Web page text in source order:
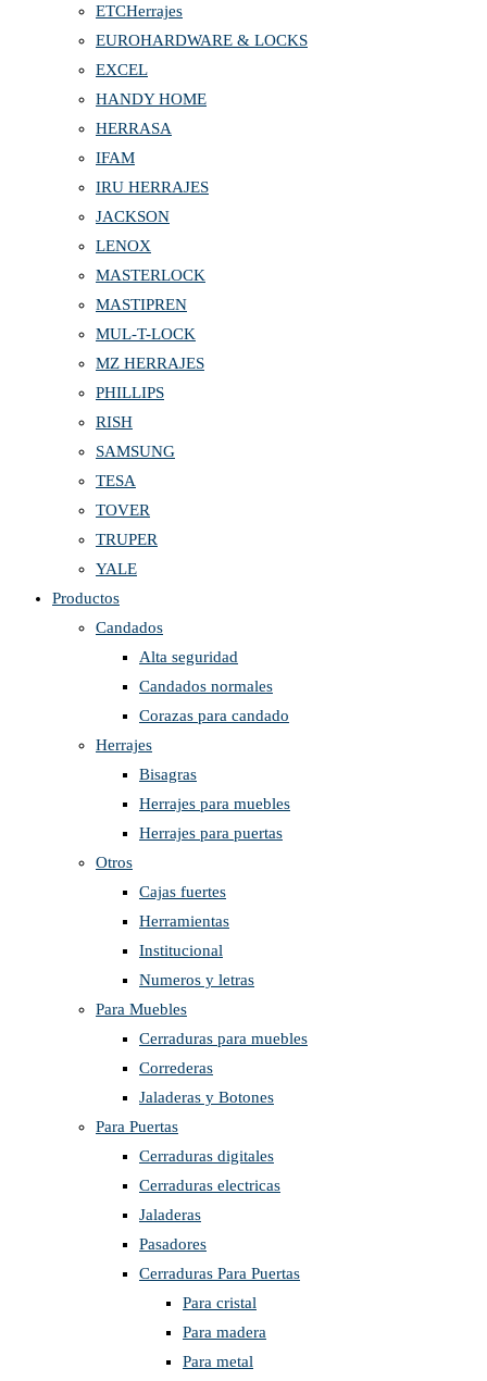
ETCHerrajes
EUROHARDWARE & LOCKS
EXCEL
HANDY HOME
HERRASA
IFAM
IRU HERRAJES
JACKSON
LENOX
MASTERLOCK
MASTIPREN
MUL-T-LOCK
MZ HERRAJES
PHILLIPS
RISH
SAMSUNG
TESA
TOVER
TRUPER
YALE
Productos
Candados
Alta seguridad
Candados normales
Corazas para candado
Herrajes
Bisagras
Herrajes para muebles
Herrajes para puertas
Otros
Cajas fuertes
Herramientas
Institucional
Numeros y letras
Para Muebles
Cerraduras para muebles
Correderas
Jaladeras y Botones
Para Puertas
Cerraduras digitales
Cerraduras electricas
Jaladeras
Pasadores
Cerraduras Para Puertas
Para cristal
Para madera
Para metal